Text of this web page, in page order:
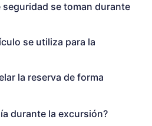
seguridad se toman durante
se utiliza para la
la reserva de forma
durante la excursión?